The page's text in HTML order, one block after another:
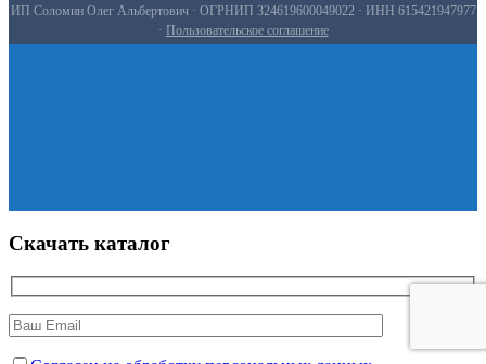
ИП Соломин Олег Альбертович · ОГРНИП 324619600049022 · ИНН 615421947977
· Пользовательское соглашение
Скачать каталог